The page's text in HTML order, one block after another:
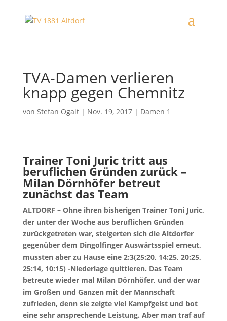
TVA-Damen verlieren
knapp gegen Chemnitz
von Stefan Ogait| Nov. 19, 2017| Damen 1
Trainer Toni Juric tritt aus
beruflichen Gründen zurück –
Milan Dörnhöfer betreut
zunächst das Team
ALTDORF – Ohne ihren bisherigen Trainer Toni Juric,
der unter der Woche aus beruflichen Gründen
zurückgetreten war, steigerten sich die Altdorfer
gegenüber dem Dingolfinger Auswärtsspiel erneut,
mussten aber zu Hause eine 2:3(25:20, 14:25, 20:25,
25:14, 10:15) -Niederlage quittieren. Das Team
betreute wieder mal Milan Dörnhöfer, und der war
im Großen und Ganzen mit der Mannschaft
zufrieden, denn sie zeigte viel Kampfgeist und bot
eine sehr ansprechende Leistung. Aber man traf auf